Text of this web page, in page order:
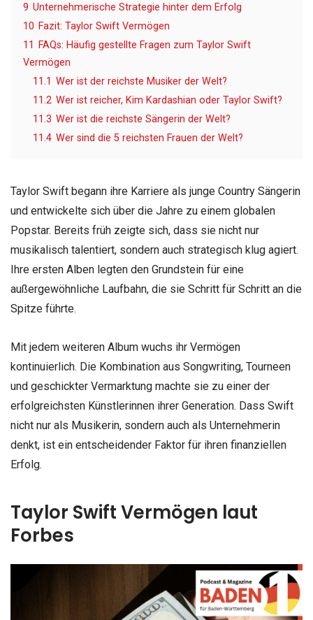
9 Unternehmerische Strategie hinter dem Erfolg
10 Fazit: Taylor Swift Vermögen
11
FAQs: Häufig gestellte Fragen zum Taylor Swift
Vermögen
11.1 Wer ist der reichste Musiker der Welt?
11.2 Wer ist reicher, Kim Kardashian oder Taylor Swift?
11.3 Wer ist die reichste Sängerin der Welt?
11.4 Wer sind die 5 reichsten Frauen der Welt?
Taylor Swift begann ihre Karriere als junge Country Sängerin
und entwickelte sich über die Jahre zu einem globalen
Popstar. Bereits früh zeigte sich, dass sie nicht nur
musikalisch talentiert, sondern auch strategisch klug agiert.
Ihre ersten Alben legten den Grundstein für eine
außergewöhnliche Laufbahn, die sie Schritt für Schritt an die
Spitze führte.
Mit jedem weiteren Album wuchs ihr Vermögen
kontinuierlich. Die Kombination aus Songwriting, Tourneen
und geschickter Vermarktung machte sie zu einer der
erfolgreichsten Künstlerinnen ihrer Generation. Dass Swift
nicht nur als Musikerin, sondern auch als Unternehmerin
denkt, ist ein entscheidender Faktor für ihren finanziellen
Erfolg.
Taylor Swift Vermögen laut
Forbes